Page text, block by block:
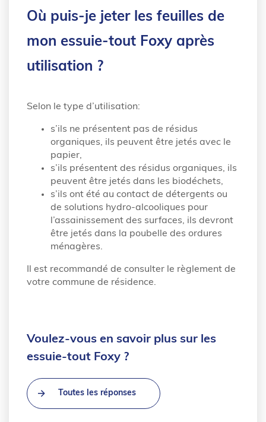
Où puis-je jeter les feuilles de
mon essuie-tout Foxy après
utilisation ?
Selon le type d’utilisation:
s’ils ne présentent pas de résidus
organiques, ils peuvent être jetés avec le
papier,
s’ils présentent des résidus organiques, ils
peuvent être jetés dans les biodéchets,
s’ils ont été au contact de détergents ou
de solutions hydro-alcooliques pour
l’assainissement des surfaces, ils devront
être jetés dans la poubelle des ordures
ménagères.
Il est recommandé de consulter le règlement de
votre commune de résidence.
Voulez-vous en savoir plus sur les
essuie-tout Foxy ?
Toutes les réponses